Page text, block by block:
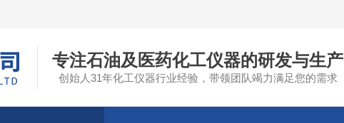
专注石油及医药化工仪器的研发与生产
创始人31年化工仪器行业经验，带领团队竭力满足您的需求